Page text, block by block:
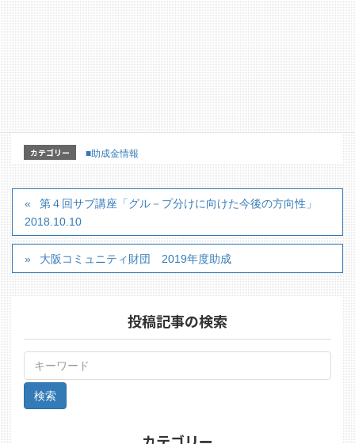
TEL：03-3502-0910
【詳細はこちらのホームページからどうぞ】
https://www.fesco.or.jp/
【詳細パンフレット】
カテゴリー ■助成金情報
第４回サブ講座「グル－プ分けに向けた今後の方向性」
2018.10.10
大阪コミュニティ財団 2019年度助成
投稿記事の検索